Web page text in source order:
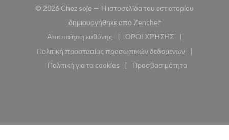
© 2026 Chez soje — Η ιστοσελίδα του εστιατορίου
δημιουργήθηκε από Zenchef((ανοίγει σε νέο
Αποποίηση ευθύνης
((ανοίγει σε νέο παράθυρο))
ΌΡΟΙ ΧΡΉΣΗΣ
((ανοίγει σε νέο
Πολιτική προστασίας προσωπικών δεδομένων
((ανοίγει σε νέο παράθυρο))
Πολιτική για τα cookies
((ανοίγει σε νέο παράθυρο))
Προσβασιμότητα
((ανοίγει σε νέο